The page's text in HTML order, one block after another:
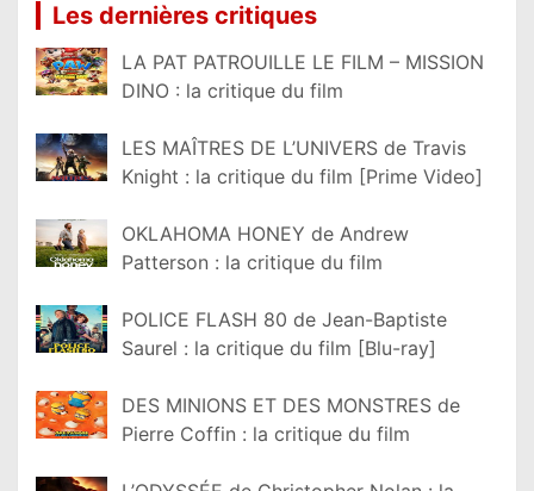
Les dernières critiques
LA PAT PATROUILLE LE FILM – MISSION
DINO : la critique du film
LES MAÎTRES DE L’UNIVERS de Travis
Knight : la critique du film [Prime Video]
OKLAHOMA HONEY de Andrew
Patterson : la critique du film
POLICE FLASH 80 de Jean-Baptiste
Saurel : la critique du film [Blu-ray]
DES MINIONS ET DES MONSTRES de
Pierre Coffin : la critique du film